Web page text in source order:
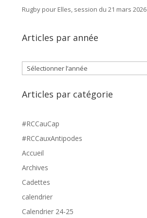
Rugby pour Elles, session du 21 mars 2026
Articles par année
Archives
Articles par catégorie
#RCCauCap
#RCCauxAntipodes
Accueil
Archives
Cadettes
calendrier
Calendrier 24-25